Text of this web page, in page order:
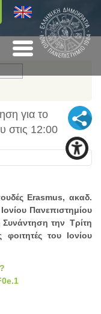
για το
στις 12:00
Erasmus, ακαδ.
Πανεπιστημίου
Συνάντηση την Τρίτη
του Ιονίου